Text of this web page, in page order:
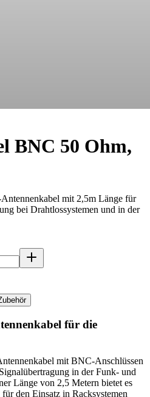
BNC 50 Ohm,
mit 2,5m Länge für
bei Drahtlossystemen und in der
für die
mit BNC-Anschlüssen
in der Funk- und
Länge von 2,5 Metern bietet es
den Einsatz in Racksystemen